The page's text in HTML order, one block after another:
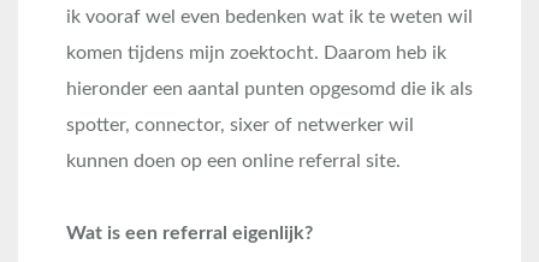
ik vooraf wel even bedenken wat ik te weten wil
komen tijdens mijn zoektocht. Daarom heb ik
hieronder een aantal punten opgesomd die ik als
spotter, connector, sixer of netwerker wil
kunnen doen op een online referral site.
Wat is een referral eigenlijk?